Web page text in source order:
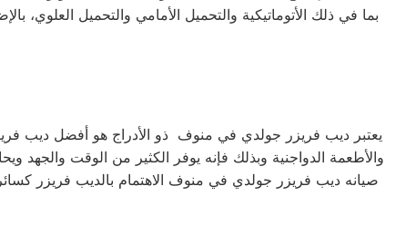
يعتبر ديب فريزر جولدي في منوف ذو الأدراج هو أفضل ديب
والأطعمة الدواجنية وبذلك فإنه يوفر الكثير من الوقت والجهد
صيانه ديب فريزر جولدي في منوف الاهتمام بالديب فريزر